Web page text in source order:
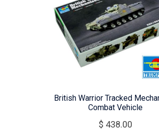
British Warrior Tracked
Combat Vehicle
$ 438.00